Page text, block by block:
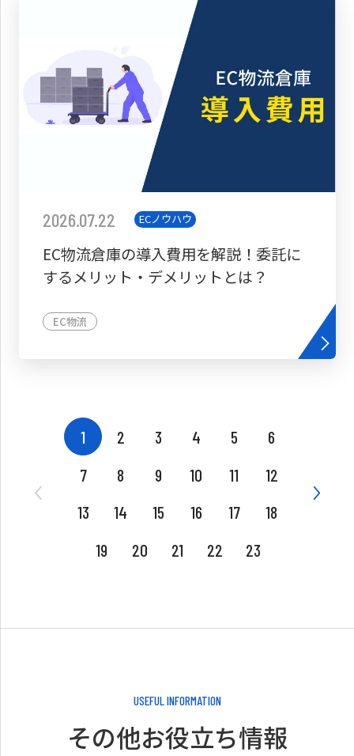
2026.07.22 ECノウハウ
EC物流倉庫の導入費用を解説！委託に
するメリット・デメリットとは？
EC物流
1 2 3 4 5
6
7
8 9 10 11
12
13
14 15 16 17
18
19
20 21 22 23
USEFUL INFORMATION
その他お役立ち情報